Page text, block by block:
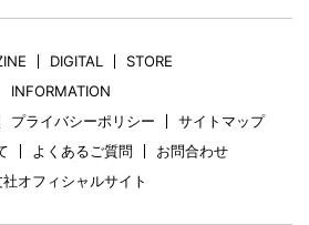
DIGITAL
STORE
INFORMATION
プライバシーポリシー
サイトマップ
よくあるご質問
お問合わせ
オフィシャルサイト